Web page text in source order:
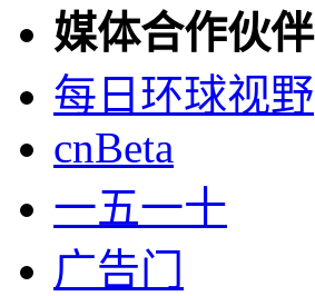
媒体合作伙伴
每日环球视野
cnBeta
一五一十
广告门